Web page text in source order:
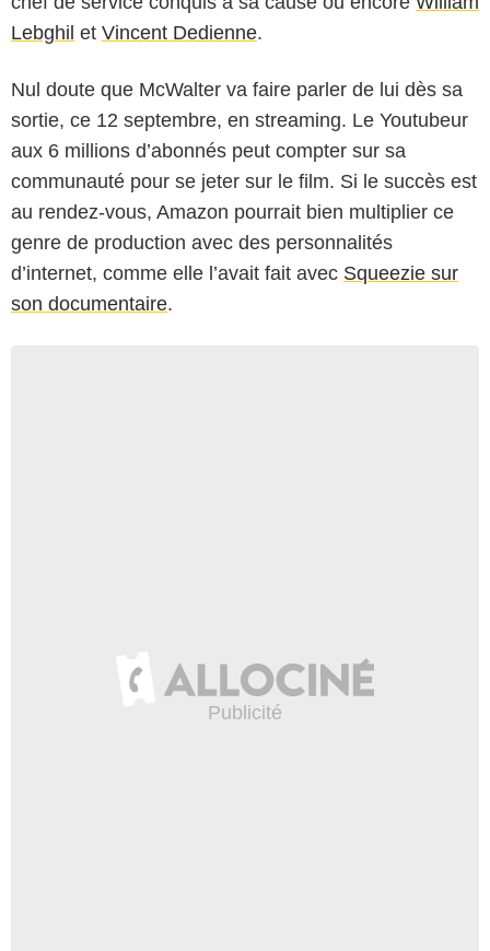
Lebghil et Vincent Dedienne.
Nul doute que McWalter va faire parler de lui dès sa
sortie, ce 12 septembre, en streaming. Le Youtubeur
aux 6 millions d’abonnés peut compter sur sa
communauté pour se jeter sur le film. Si le succès est
au rendez-vous, Amazon pourrait bien multiplier ce
genre de production avec des personnalités
d’internet, comme elle l’avait fait avec Squeezie sur
son documentaire.